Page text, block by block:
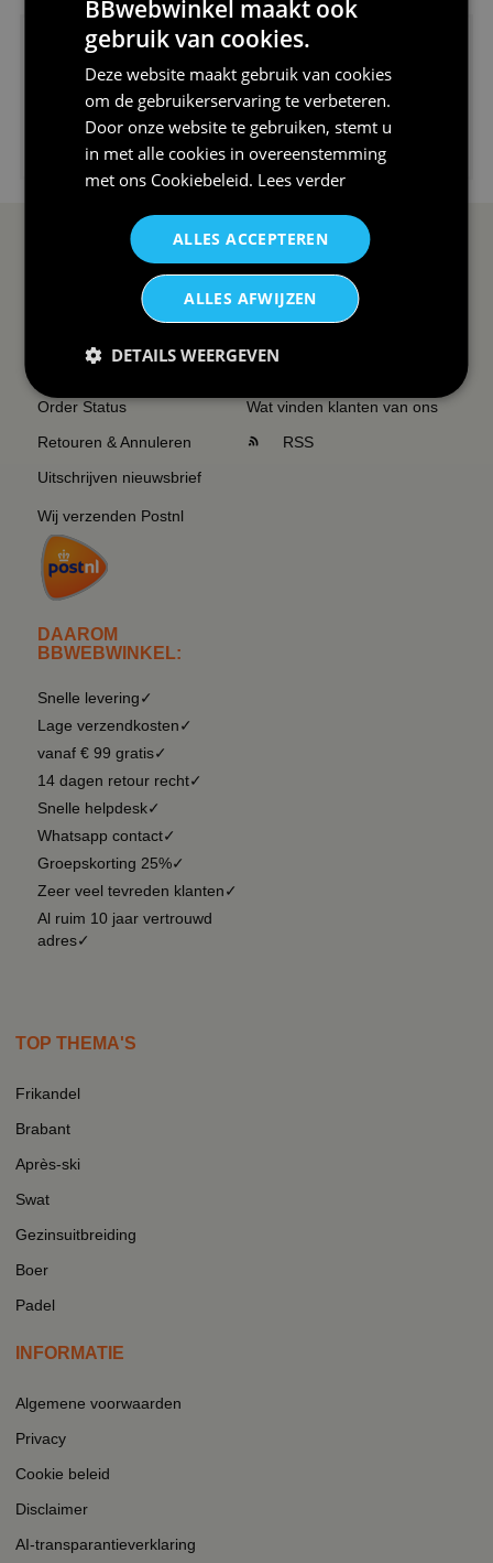
€24,95
I love korfbal t-shirt sport s...
SERVICE EN INFO
Order Status
Retouren & Annuleren
Uitschrijven nieuwsbrief
Wij verzenden Postnl
DAAROM
BBWEBWINKEL:
Snelle levering✓
Lage verzendkosten✓
vanaf € 99 gratis✓
14 dagen retour recht✓
Snelle helpdesk✓
Whatsapp contact✓
Groepskorting 25%✓
Zeer veel tevreden klanten✓
Al ruim 10 jaar vertrouwd
adres✓
OVERZICHT
Sitemapping
Wat vinden klanten van ons
RSS
TOP THEMA'S
Frikandel
Brabant
Après-ski
Swat
Gezinsuitbreiding
Boer
Padel
INFORMATIE
Algemene voorwaarden
Privacy
Cookie beleid
Disclaimer
AI-transparantieverklaring
BBwebwinkel maakt ook
gebruik van cookies.
Deze website maakt gebruik van cookies
om de gebruikerservaring te verbeteren.
Door onze website te gebruiken, stemt u
in met alle cookies in overeenstemming
met ons Cookiebeleid. Lees verder
ALLES ACCEPTEREN
ALLES AFWIJZEN
DETAILS WEERGEVEN